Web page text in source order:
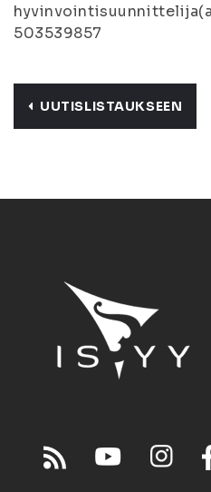
503539857
UUTISLISTAUKSEEN